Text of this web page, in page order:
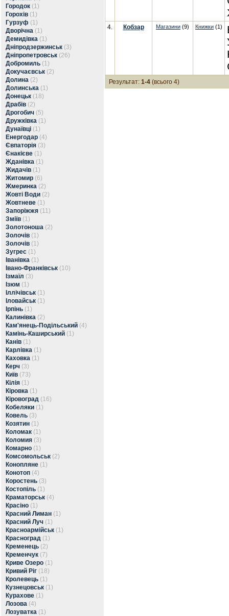
Городок (1)
Горохів (1)
Гурзуф (1)
Дворічна (1)
Демидівка (1)
Дніпродзержинськ (3)
Дніпропетровськ (26)
Добромиль (1)
Докучаєвськ (2)
Долина (2)
Долинська (1)
Донецьк (18)
Драбів (2)
Дрогобич (5)
Дружківка (1)
Дунаївці (1)
Енергодар (4)
Євпаторія (3)
Єнакієве (1)
Жданівка (1)
Жидачів (1)
Житомир (6)
Жмеринка (2)
Жовті Води (2)
Жовтневе (1)
Запоріжжя (11)
Зміїв (1)
Золотоноша (2)
Золочів (1)
Золочів (1)
Зугрес (1)
Іванівка (1)
Івано-Франківськ (10)
Ізмаїл (3)
Ізюм (1)
Іллічівськ (1)
Іловайськ (1)
Ірпінь (1)
Калинівка (2)
Кам'янець-Подільський (4)
Камінь-Каширський (1)
Канів (1)
Карлівка (1)
Каховка (1)
Керч (3)
Київ (73)
Кілія (1)
Кіровка (1)
Кіровоград (16)
Кобеляки (1)
Ковель (3)
Козятин (1)
Коломак (1)
Коломия (3)
Комарно (1)
Комсомольськ (2)
Конопляне (1)
Конотоп (4)
Коростень (3)
Костопіль (1)
Краматорськ (4)
Красіно (1)
Красний Лиман (1)
Красний Луч (1)
Красноармійськ (1)
Красноград (1)
Кременець (2)
Кременчук (7)
Криве Озеро (1)
Кривий Ріг (18)
Кролевець (1)
Кузнецовськ (1)
Курахове (1)
Лозова (4)
Лозуватка (1)
4. Кобзар Магазини (9) Книжки (1)
Результат: 1-4 (всього 4)